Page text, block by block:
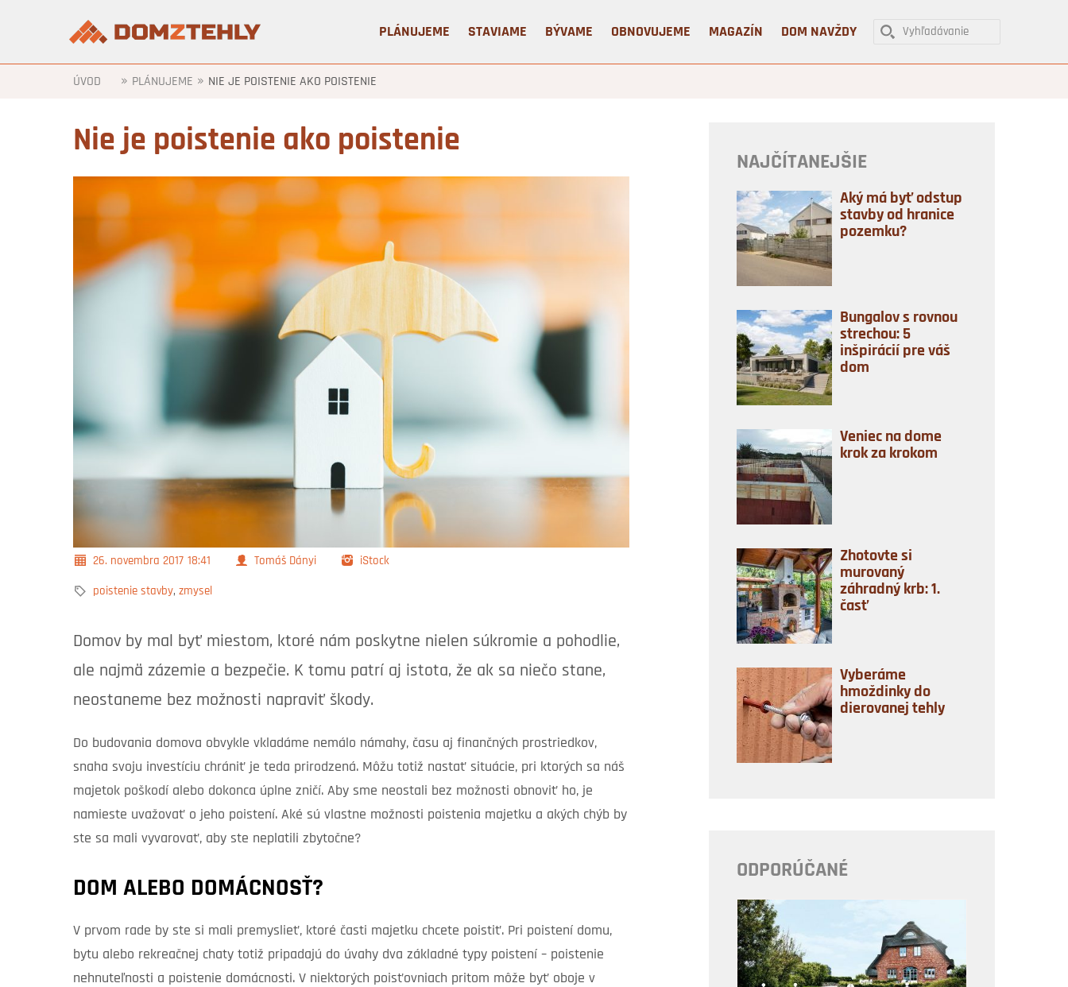
PLÁNUJEME STAVIAME BÝVAME OBNOVUJEME MAGAZÍN DOM NAVŽDY
ÚVOD » PLÁNUJEME » NIE JE POISTENIE AKO POISTENIE
Nie je poistenie ako poistenie
26. novembra 2017 18:41 Tomáš Dányi iStock
poistenie stavby, zmysel
Domov by mal byť miestom, ktoré nám poskytne nielen súkromie a pohodlie,
ale najmä zázemie a bezpečie. K tomu patrí aj istota, že ak sa niečo stane,
neostaneme bez možnosti napraviť škody.
Do budovania domova obvykle vkladáme nemálo námahy, času aj finančných prostriedkov,
snaha svoju investíciu chrániť je teda prirodzená. Môžu totiž nastať situácie, pri ktorých sa náš
majetok poškodí alebo dokonca úplne zničí. Aby sme neostali bez možnosti obnoviť ho, je
namieste uvažovať o jeho poistení. Aké sú vlastne možnosti poistenia majetku a akých chýb by
ste sa mali vyvarovať, aby ste neplatili zbytočne?
DOM ALEBO DOMÁCNOSŤ?
V prvom rade by ste si mali premyslieť, ktoré časti majetku chcete poistiť. Pri poistení domu,
bytu alebo rekreačnej chaty totiž pripadajú do úvahy dva základné typy poistení – poistenie
nehnuteľnosti a poistenie domácnosti. V niektorých poisťovniach pritom môže byť oboje v
NAJČÍTANEJŠIE
Aký má byť odstup
stavby od hranice
pozemku?
Bungalov s rovnou
strechou: 5
inšpirácií pre váš
dom
Veniec na dome
krok za krokom
Zhotovte si
murovaný
záhradný krb: 1.
časť
Vyberáme
hmoždinky do
dierovanej tehly
ODPORÚČANÉ